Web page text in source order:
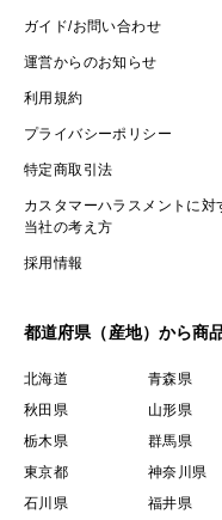
ガイド/お問い合わせ
運営からのお知らせ
利用規約
プライバシーポリシー
特定商取引法
カスタマーハラスメントに対
当社の考え方
採用情報
都道府県（産地）から商
北海道 青森県
秋田県
山形県
栃木県
群馬県
東京都
神奈川県
石川県
福井県